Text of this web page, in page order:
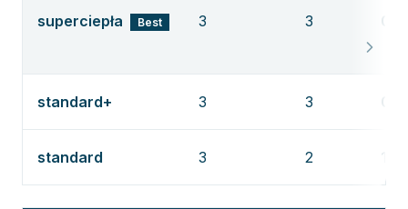
superciepła Best 3 3
standard+ 3 3
standard 3 2 1,2